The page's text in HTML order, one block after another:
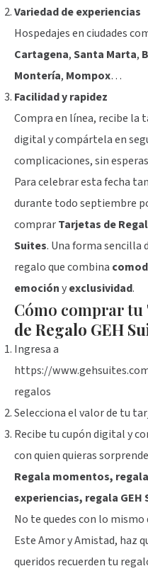
Variedad de experiencias
Hospedajes en ciudades
Cartagena,Santa Marta,
Montería, Mompox…
Facilidad y rapidez
Compra en línea, recibe la
digital y compártela en
complicaciones, sin
Para celebrar esta fecha
durante todo septiembre
comprarTarjetas de
Suites. Una forma sencilla
regalo que combina
emociónyexclusividad.
Cómo comprar tu
de Regalo GEH
Ingresa a
https://
regalos
Selecciona el valor de tu
Recibe tu cupón digital y
con quien quieras
Regala momentos, regala
experiencias, regala GEH
No te quedes con lo mismo
Este Amor y Amistad, haz
queridos recuerden tu